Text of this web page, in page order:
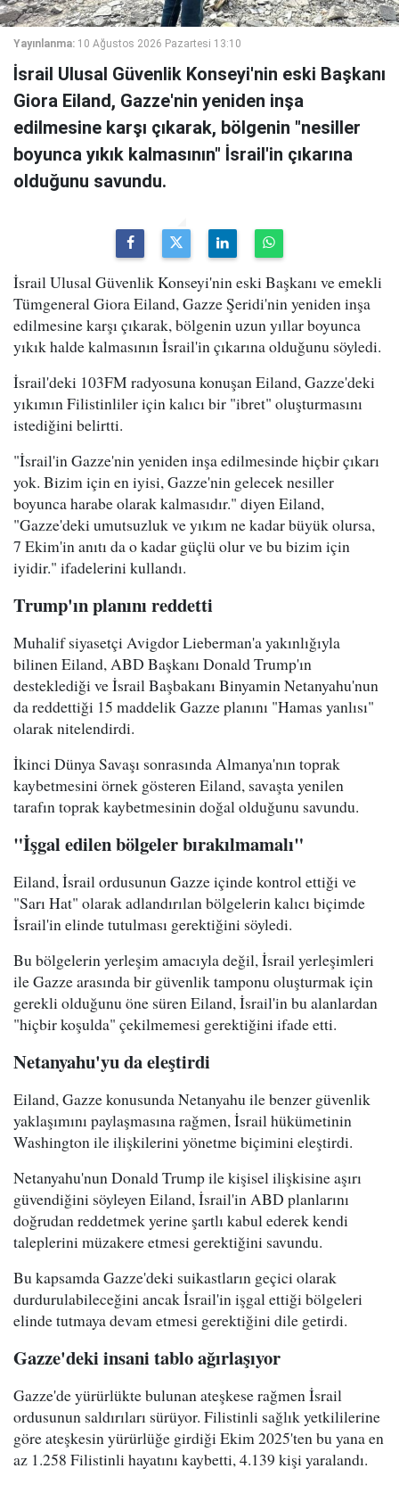
Yayınlanma: 10 Ağustos 2026 Pazartesi 13:10
İsrail Ulusal Güvenlik Konseyi'nin eski Başkanı
Giora Eiland, Gazze'nin yeniden inşa
edilmesine karşı çıkarak, bölgenin "nesiller
boyunca yıkık kalmasının" İsrail'in çıkarına
olduğunu savundu.
İsrail Ulusal Güvenlik Konseyi'nin eski Başkanı ve emekli
Tümgeneral Giora Eiland, Gazze Şeridi'nin yeniden inşa
edilmesine karşı çıkarak, bölgenin uzun yıllar boyunca
yıkık halde kalmasının İsrail'in çıkarına olduğunu söyledi.
İsrail'deki 103FM radyosuna konuşan Eiland, Gazze'deki
yıkımın Filistinliler için kalıcı bir "ibret" oluşturmasını
istediğini belirtti.
"İsrail'in Gazze'nin yeniden inşa edilmesinde hiçbir çıkarı
yok. Bizim için en iyisi, Gazze'nin gelecek nesiller
boyunca harabe olarak kalmasıdır." diyen Eiland,
"Gazze'deki umutsuzluk ve yıkım ne kadar büyük olursa,
7 Ekim'in anıtı da o kadar güçlü olur ve bu bizim için
iyidir." ifadelerini kullandı.
Trump'ın planını reddetti
Muhalif siyasetçi Avigdor Lieberman'a yakınlığıyla
bilinen Eiland, ABD Başkanı Donald Trump'ın
desteklediği ve İsrail Başbakanı Binyamin Netanyahu'nun
da reddettiği 15 maddelik Gazze planını "Hamas yanlısı"
olarak nitelendirdi.
İkinci Dünya Savaşı sonrasında Almanya'nın toprak
kaybetmesini örnek gösteren Eiland, savaşta yenilen
tarafın toprak kaybetmesinin doğal olduğunu savundu.
"İşgal edilen bölgeler bırakılmamalı"
Eiland, İsrail ordusunun Gazze içinde kontrol ettiği ve
"Sarı Hat" olarak adlandırılan bölgelerin kalıcı biçimde
İsrail'in elinde tutulması gerektiğini söyledi.
Bu bölgelerin yerleşim amacıyla değil, İsrail yerleşimleri
ile Gazze arasında bir güvenlik tamponu oluşturmak için
gerekli olduğunu öne süren Eiland, İsrail'in bu alanlardan
"hiçbir koşulda" çekilmemesi gerektiğini ifade etti.
Netanyahu'yu da eleştirdi
Eiland, Gazze konusunda Netanyahu ile benzer güvenlik
yaklaşımını paylaşmasına rağmen, İsrail hükümetinin
Washington ile ilişkilerini yönetme biçimini eleştirdi.
Netanyahu'nun Donald Trump ile kişisel ilişkisine aşırı
güvendiğini söyleyen Eiland, İsrail'in ABD planlarını
doğrudan reddetmek yerine şartlı kabul ederek kendi
taleplerini müzakere etmesi gerektiğini savundu.
Bu kapsamda Gazze'deki suikastların geçici olarak
durdurulabileceğini ancak İsrail'in işgal ettiği bölgeleri
elinde tutmaya devam etmesi gerektiğini dile getirdi.
Gazze'deki insani tablo ağırlaşıyor
Gazze'de yürürlükte bulunan ateşkese rağmen İsrail
ordusunun saldırıları sürüyor. Filistinli sağlık yetkililerine
göre ateşkesin yürürlüğe girdiği Ekim 2025'ten bu yana en
az 1.258 Filistinli hayatını kaybetti, 4.139 kişi yaralandı.